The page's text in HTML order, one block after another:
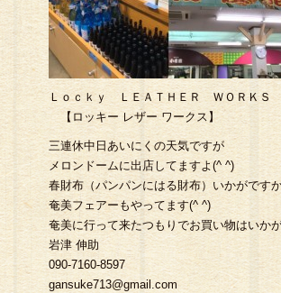
Ｌｏｃｋｙ ＬＥＡＴＨＥＲ ＷＯＲＫＳ
【ロッキー レザー ワークス】
三連休中日あいにくの天気ですが
メロンドームに出店してますよ(^ ^)
春財布（パンパンにはる財布）いかがです
奄美フェアーもやってます(^ ^)
奄美に行って来たつもりでお買い物はいか
岩津 伸助
090-7160-8597
gansuke713@gmail.com